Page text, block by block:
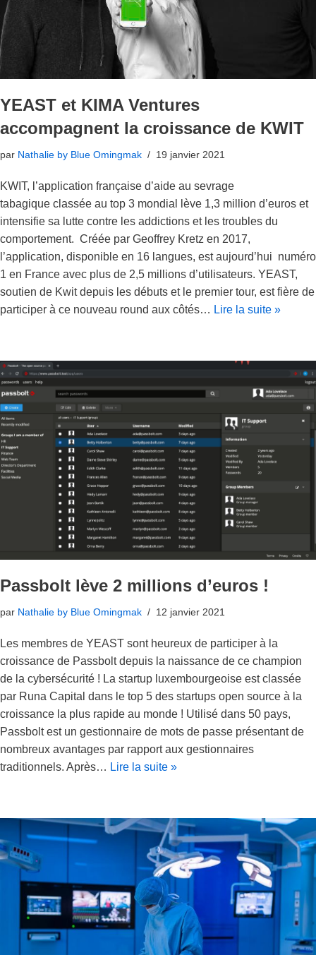
YEAST et KIMA Ventures
accompagnent la croissance de KWIT
par Nathalie by Blue Omingmak 19 janvier 2021
KWIT, l’application française d’aide au sevrage
tabagique classée au top 3 mondial lève 1,3 million d’euros et
intensifie sa lutte contre les addictions et les troubles du
comportement. Créée par Geoffrey Kretz en 2017,
l’application, disponible en 16 langues, est aujourd’hui numéro
1 en France avec plus de 2,5 millions d’utilisateurs. YEAST,
soutien de Kwit depuis les débuts et le premier tour, est fière de
participer à ce nouveau round aux côtés… Lire la suite »
Passbolt lève 2 millions d’euros !
par Nathalie by Blue Omingmak 12 janvier 2021
Les membres de YEAST sont heureux de participer à la
croissance de Passbolt depuis la naissance de ce champion
de la cybersécurité ! La startup luxembourgeoise est classée
par Runa Capital dans le top 5 des startups open source à la
croissance la plus rapide au monde ! Utilisé dans 50 pays,
Passbolt est un gestionnaire de mots de passe présentant de
nombreux avantages par rapport aux gestionnaires
traditionnels. Après… Lire la suite »